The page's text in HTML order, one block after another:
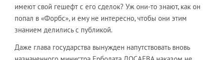
имеют свой гешефт с его сделок? Уж они-то знают, как он
попал в «Форбс», и ему не интересно, чтобы они этим
знанием делились с публикой.
Даже глава государства вынужден напутствовать вновь